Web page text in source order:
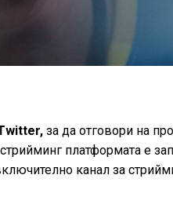
за да отговори на
платформата е
канал за